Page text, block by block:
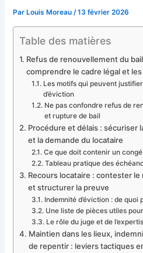
Par Louis Moreau/13 février 2026
Table des matières
Refus de renouvellement du
comprendre le cadre légal et
Les motifs qui peuvent
d’éviction
Ne pas confondre refus de
et rupture de bail
Procédure et délais : sécuriser
et la demande du locataire
Ce que doit contenir un
Tableau pratique des
Recours locataire : contester
et structurer la preuve
Indemnité d’éviction : de
Une liste de pièces utiles
Le rôle du juge et de
Maintien dans les lieux,
de repentir : leviers tactiques